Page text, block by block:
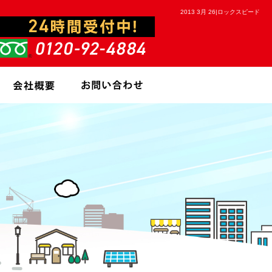
2013 3月 26|ロックスピード